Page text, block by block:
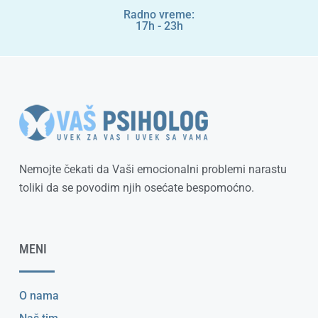
Radno vreme:
17h - 23h
Nemojte čekati da Vaši emocionalni problemi narastu
toliki da se povodim njih osećate bespomoćno.
MENI
O nama